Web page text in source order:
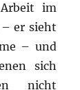
im
er sieht
– und
sich
nicht